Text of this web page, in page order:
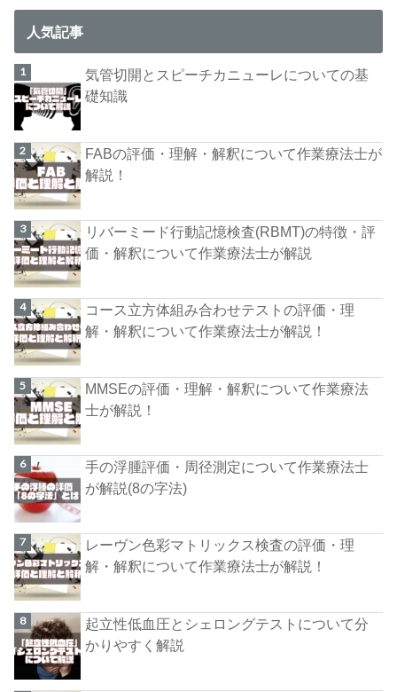
人気記事
気管切開とスピーチカニューレについての基
礎知識
FABの評価・理解・解釈について作業療法士が
解説！
リバーミード行動記憶検査(RBMT)の特徴・評
価・解釈について作業療法士が解説
コース立方体組み合わせテストの評価・理
解・解釈について作業療法士が解説！
MMSEの評価・理解・解釈について作業療法
士が解説！
手の浮腫評価・周径測定について作業療法士
が解説(8の字法)
レーヴン色彩マトリックス検査の評価・理
解・解釈について作業療法士が解説！
起立性低血圧とシェロングテストについて分
かりやすく解説